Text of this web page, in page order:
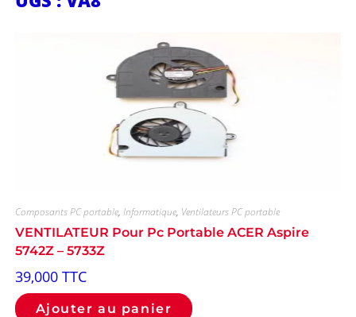
Composants PC portable, Informatique, Ventilateurs PC portable
VENTILATEUR Pour Pc Portable ACER Aspire
5742Z – 5733Z
39,000 TTC
Ajouter au panier